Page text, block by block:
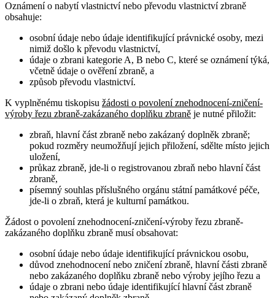
Oznámení o nabytí vlastnictví nebo převodu vlastnictví zbraně
obsahuje:
osobní údaje nebo údaje identifikující právnické osoby, mezi
nimiž došlo k převodu vlastnictví,
údaje o zbrani kategorie A, B nebo C, které se oznámení týká,
včetně údaje o ověření zbraně, a
způsob převodu vlastnictví.
K vyplněnému tiskopisu žádosti o povolení znehodnocení-zničení-
výroby řezu zbraně-zakázaného doplňku zbraně je nutné přiložit:
zbraň, hlavní část zbraně nebo zakázaný doplněk zbraně;
pokud rozměry neumožňují jejich přiložení, sdělte místo jejich
uložení,
průkaz zbraně, jde-li o registrovanou zbraň nebo hlavní část
zbraně,
písemný souhlas příslušného orgánu státní památkové péče,
jde-li o zbraň, která je kulturní památkou.
Žádost o povolení znehodnocení-zničení-výroby řezu zbraně-
zakázaného doplňku zbraně musí obsahovat:
osobní údaje nebo údaje identifikující právnickou osobu,
důvod znehodnocení nebo zničení zbraně, hlavní části zbraně
nebo zakázaného doplňku zbraně nebo výroby jejího řezu a
údaje o zbrani nebo údaje identifikující hlavní část zbraně